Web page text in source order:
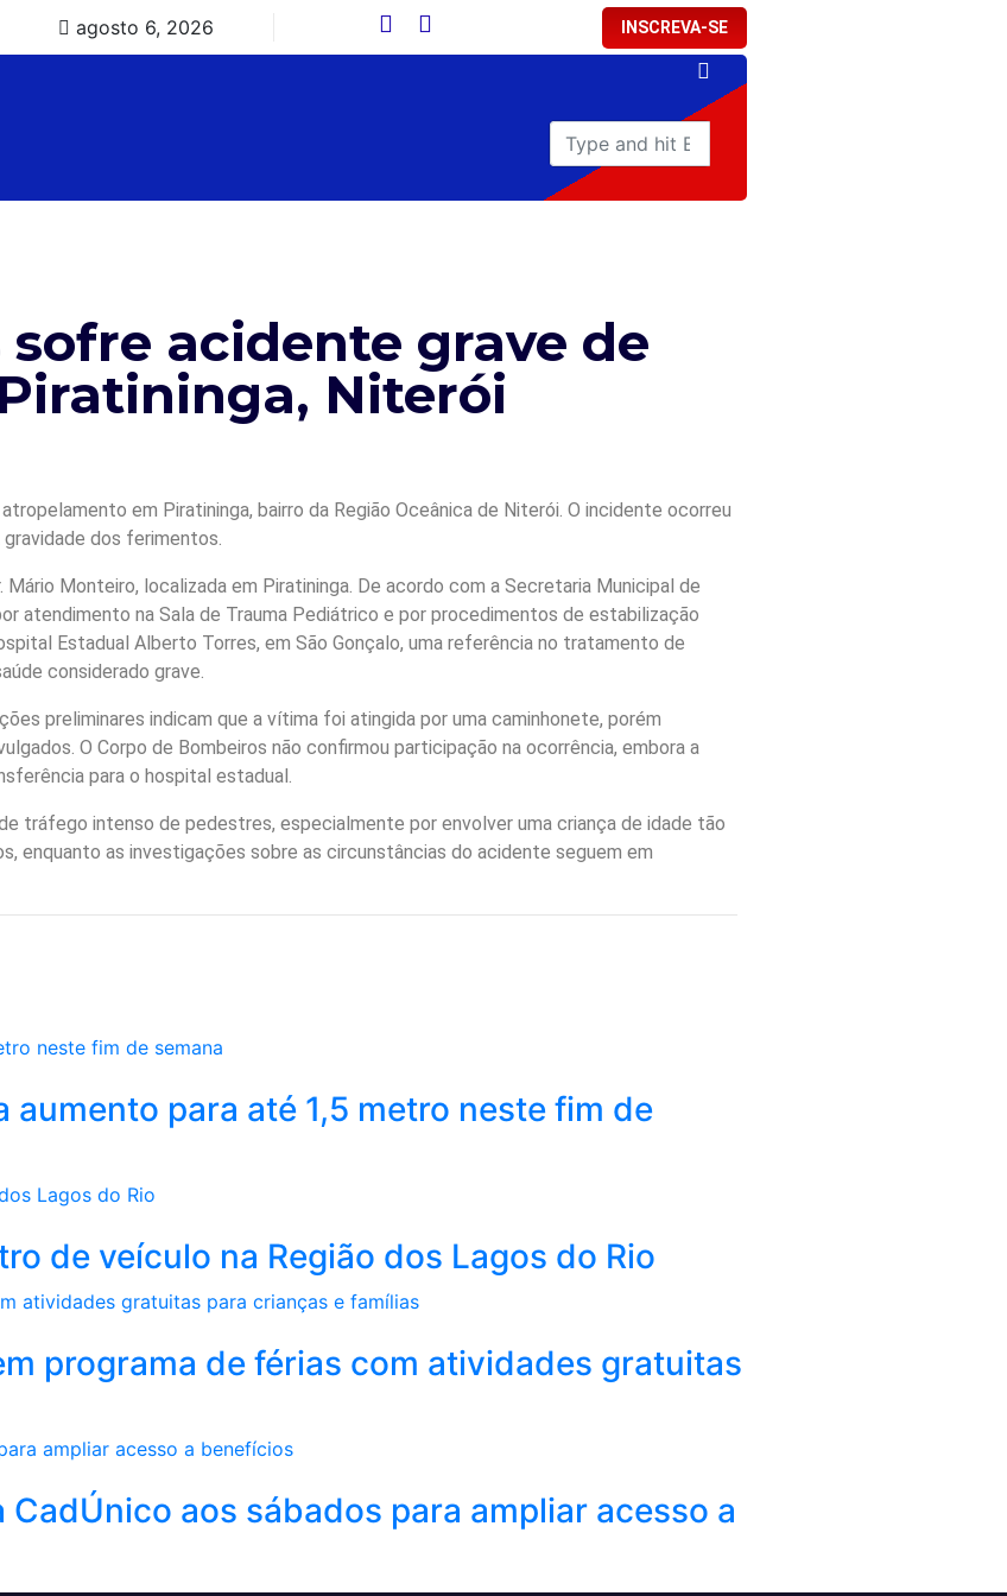
agosto 6, 2026 INSCREVA-SE
acidente grave de
Niterói
em Piratininga, bairro da Região Oceânica de Niterói. O incidente ocorreu
dos ferimentos.
Monteiro, localizada em Piratininga. De acordo com a Secretaria Municipal de
atendimento na Sala de Trauma Pediátrico e por procedimentos de estabilização
Estadual Alberto Torres, em São Gonçalo, uma referência no tratamento de
considerado grave.
preliminares indicam que a vítima foi atingida por uma caminhonete, porém
O Corpo de Bombeiros não confirmou participação na ocorrência, embora a
para o hospital estadual.
tráfego intenso de pedestres, especialmente por envolver uma criança de idade tão
enquanto as investigações sobre as circunstâncias do acidente seguem em
para até 1,5 metro neste fim de
de veículo na Região dos Lagos do Rio
programa de férias com atividades gratuitas
aos sábados para ampliar acesso a